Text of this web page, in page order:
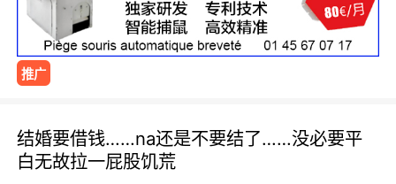
推广
结婚要借钱……na还是不要结了……没必要平
白无故拉一屁股饥荒